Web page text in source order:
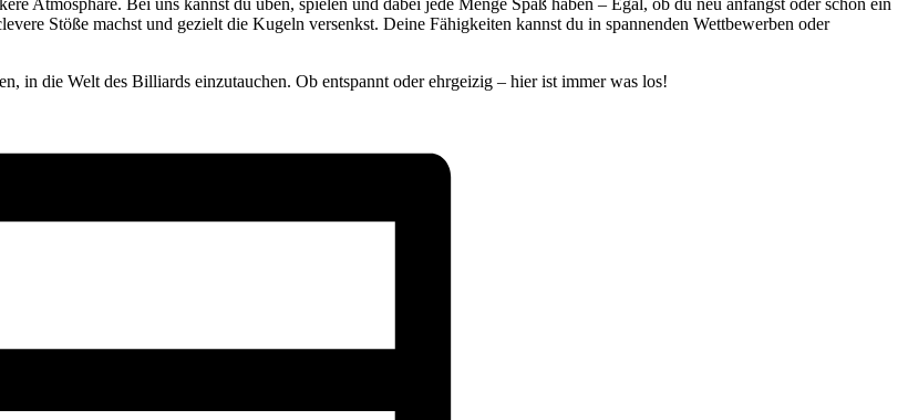
Stöße machst und gezielt die Kugeln versenkst. Deine Fähigkeiten kannst du in spannenden Wettbewerben oder
in die Welt des Billiards einzutauchen. Ob entspannt oder ehrgeizig – hier ist immer was los!